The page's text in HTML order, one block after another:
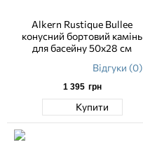
Alkern Rustique Bullee
конусний бортовий камінь
для басейну 50х28 см
Відгуки (0)
1 395 грн
Купити